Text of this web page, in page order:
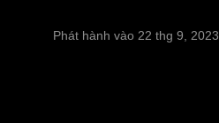
Phát hành vào 22 thg 9, 2023